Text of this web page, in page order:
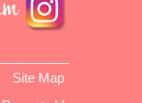
Site Map